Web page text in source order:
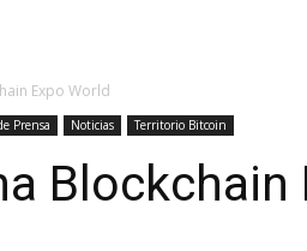
Expo World
Prensa Noticias Territorio Bitcoin
Blockchain